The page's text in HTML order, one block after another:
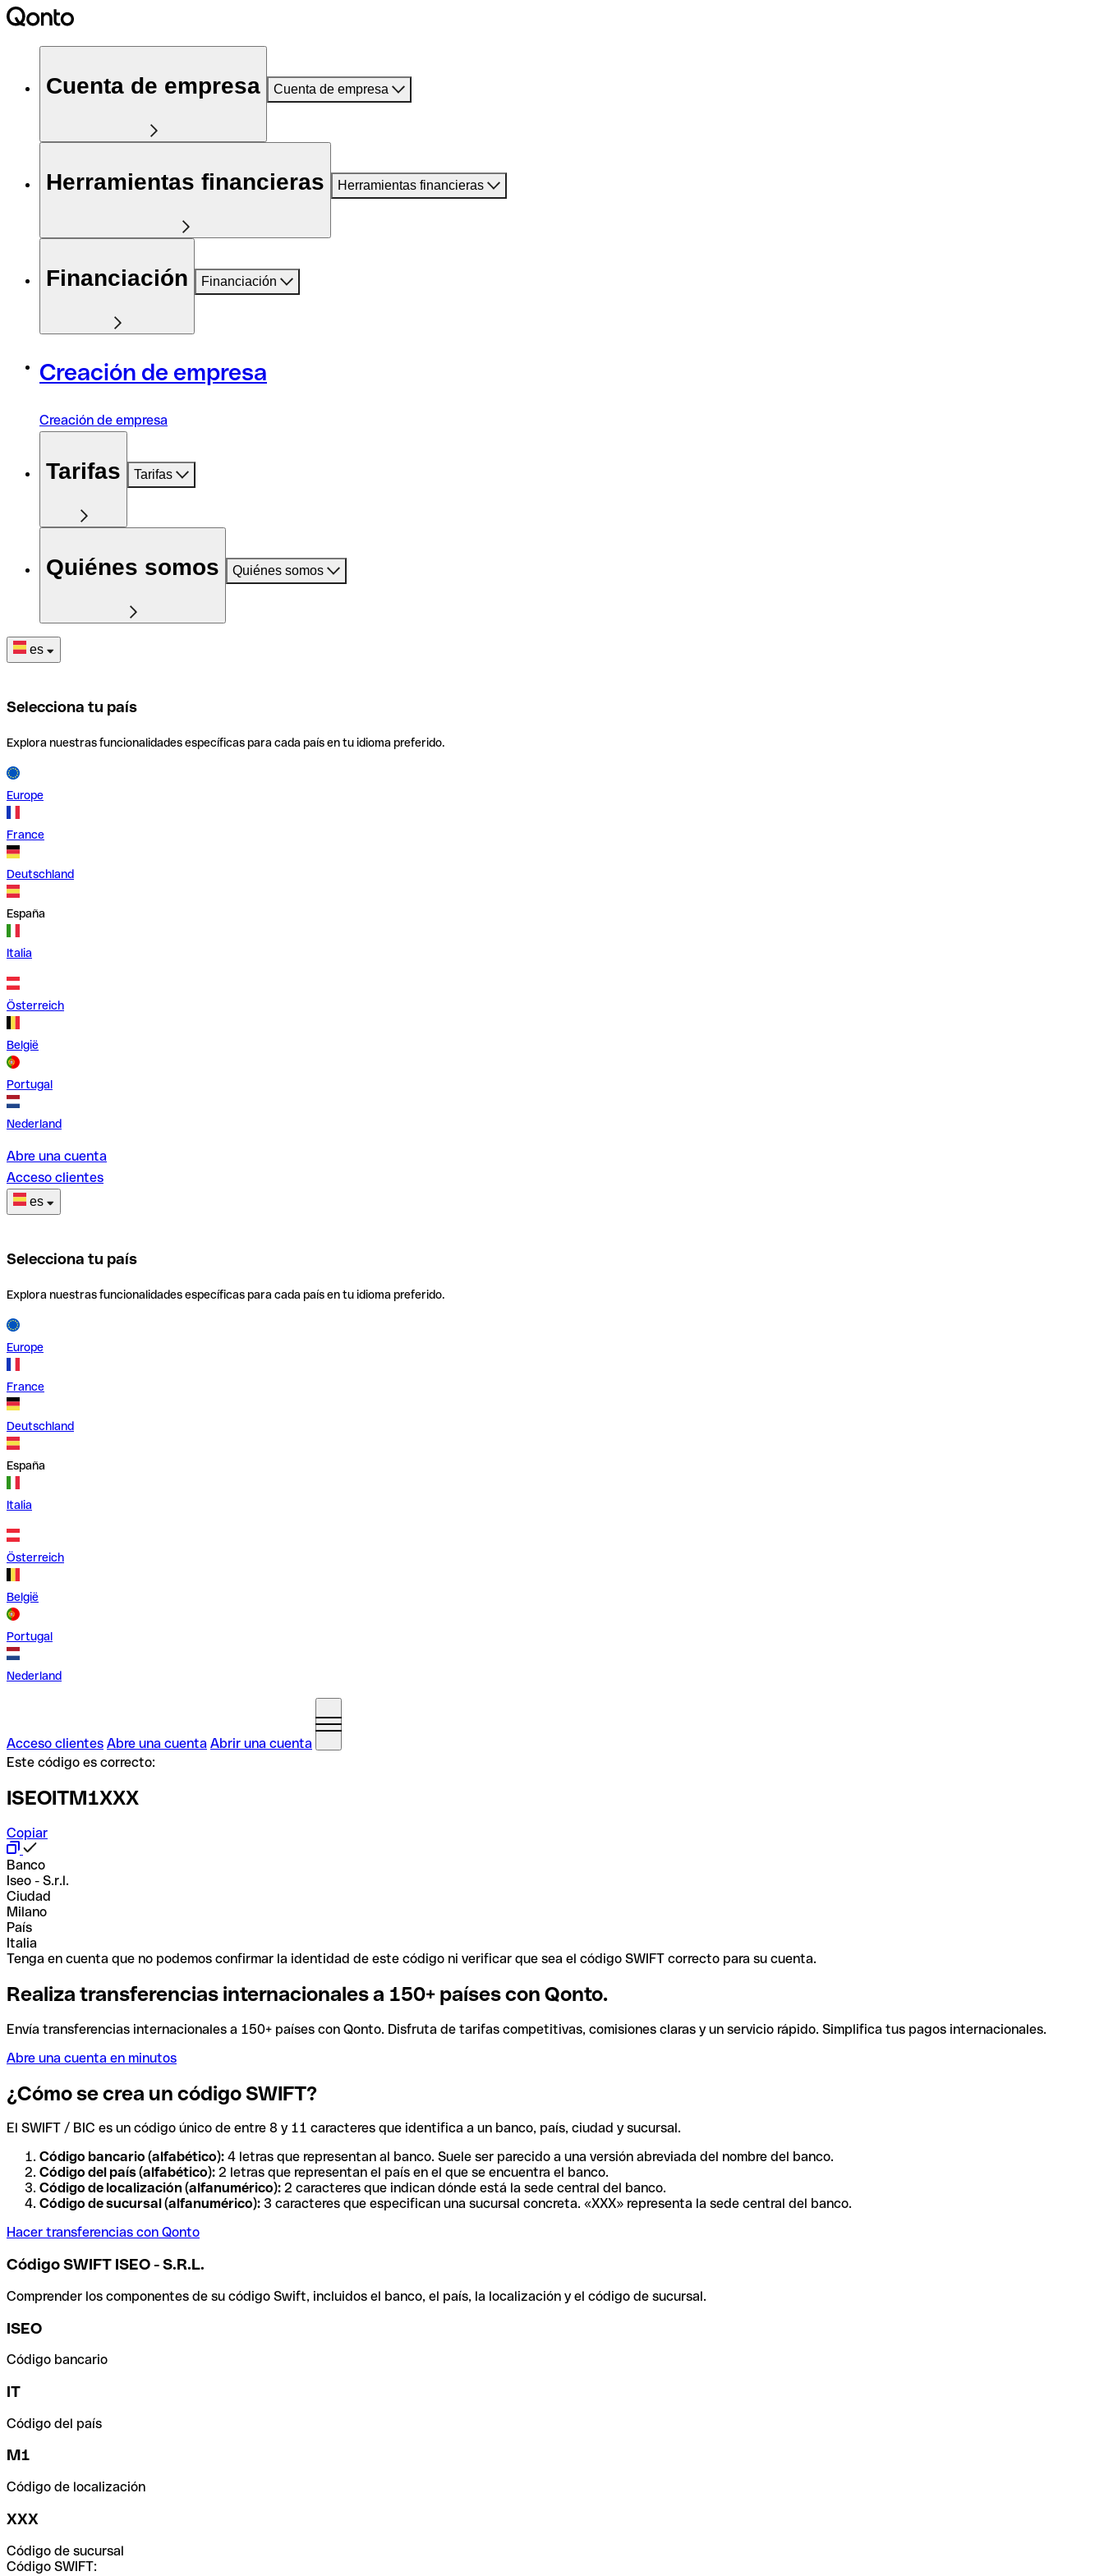
Cuenta de empresa Cuenta de empresa
Herramientas financieras Herramientas financieras
Financiación Financiación
Creación de empresa
Creación de empresa
Tarifas Tarifas
Quiénes somos Quiénes somos
es
Selecciona tu país
Explora nuestras funcionalidades específicas para cada país en tu idioma preferido.
Europe
France
Deutschland
España
Italia
Österreich
België
Portugal
Nederland
Abre una cuenta
Acceso clientes
es
Selecciona tu país
Explora nuestras funcionalidades específicas para cada país en tu idioma preferido.
Europe
France
Deutschland
España
Italia
Österreich
België
Portugal
Nederland
Acceso clientes Abre una cuenta Abrir una cuenta
Este código es correcto:
ISEOITM1XXX
Copiar
Banco
Iseo - S.r.l.
Ciudad
Milano
País
Italia
Tenga en cuenta que no podemos confirmar la identidad de este código ni verificar que sea el código SWIFT correcto para su cuenta.
Realiza transferencias internacionales a 150+ países con Qonto.
Envía transferencias internacionales a 150+ países con Qonto. Disfruta de tarifas competitivas, comisiones claras y un servicio rápido. Simplifica tus pagos internacionales.
Abre una cuenta en minutos
¿Cómo se crea un código SWIFT?
El SWIFT / BIC es un código único de entre 8 y 11 caracteres que identifica a un banco, país, ciudad y sucursal.
Código bancario (alfabético): 4 letras que representan al banco. Suele ser parecido a una versión abreviada del nombre del banco.
Código del país (alfabético): 2 letras que representan el país en el que se encuentra el banco.
Código de localización (alfanumérico): 2 caracteres que indican dónde está la sede central del banco.
Código de sucursal (alfanumérico): 3 caracteres que especifican una sucursal concreta. «XXX» representa la sede central del banco.
Hacer transferencias con Qonto
Código SWIFT ISEO - S.R.L.
Comprender los componentes de su código Swift, incluidos el banco, el país, la localización y el código de sucursal.
ISEO
Código bancario
IT
Código del país
M1
Código de localización
XXX
Código de sucursal
Código SWIFT: